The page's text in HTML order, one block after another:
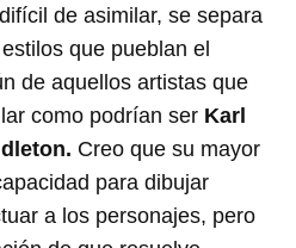
de asimilar, se separa
que pueblan el
de aquellos artistas que
como podrían ser Karl
Creo que su mayor
para dibujar
a los personajes, pero